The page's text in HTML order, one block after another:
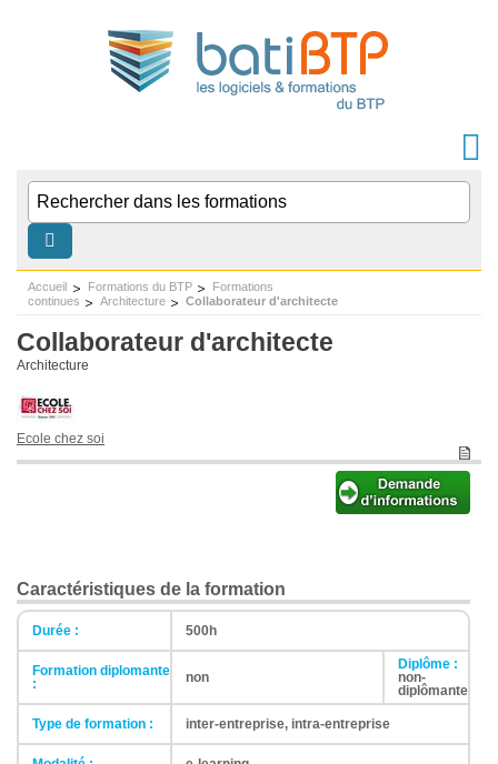
Accueil Formations du BTP
Formations
continues
Architecture Collaborateur d'architecte
Collaborateur d'architecte
Architecture
Ecole chez soi
Caractéristiques de la formation
Durée : 500h
Formation diplomante
:
non
Diplôme :
non-
diplômante
Type de formation : inter-entreprise, intra-entreprise